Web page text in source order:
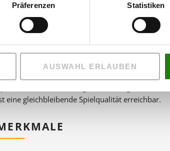
Präferenzen Statistiken
AUSWAHL ERLAUBEN
ausfahrbaren Verdeck wie ein mobiles
für Ihren Rasen. Das Beleuchtungssystem lässt den
Rasen schneller keimen und wachsen, selbst bei
um den Gefrierpunkt - ganz ohne
eine gleichbleibende Spielqualität erreichbar.